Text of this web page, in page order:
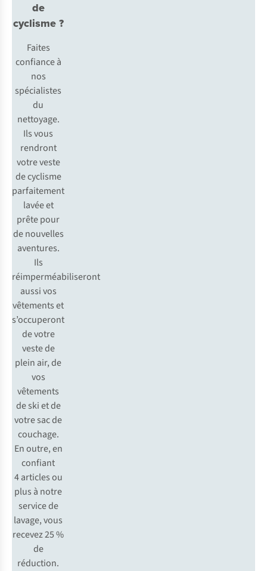
de
cyclisme ?
Faites
confiance à
nos
spécialistes
du
nettoyage.
Ils vous
rendront
votre veste
de cyclisme
parfaitement
lavée et
prête pour
de nouvelles
aventures.
Ils
réimperméabiliseront
aussi vos
vêtements et
s’occuperont
de votre
veste de
plein air, de
vos
vêtements
de ski et de
votre sac de
couchage.
En outre, en
confiant
4 articles ou
plus à notre
service de
lavage, vous
recevez 25 %
de
réduction.